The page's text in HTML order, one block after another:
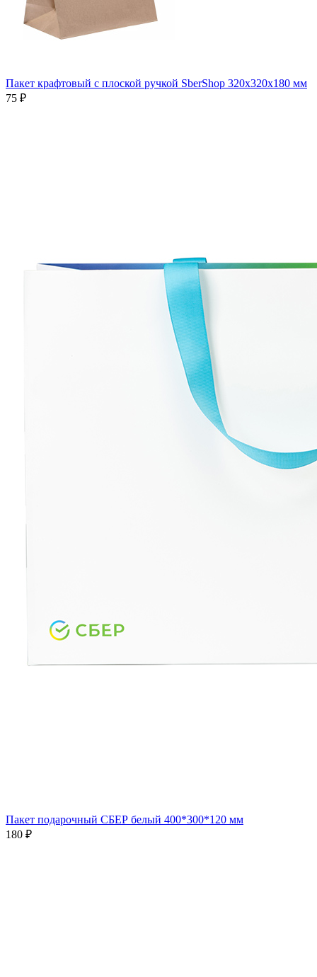
Пакет крафтовый с плоской ручкой SberShop 320x320x180 мм
75 ₽
Пакет подарочный СБЕР белый 400*300*120 мм
180 ₽